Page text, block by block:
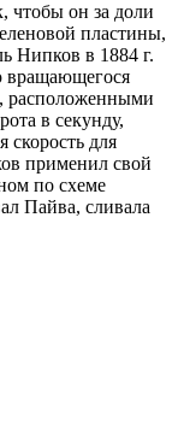
чтобы он за доли
пластины,
Нипков в 1884 г.
вращающегося
расположенными
в секунду,
скорость для
применил свой
по схеме
Пайва, сливала